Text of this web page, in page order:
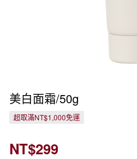
美白面霜/50g
超取滿NT$1,000免運
NT$299